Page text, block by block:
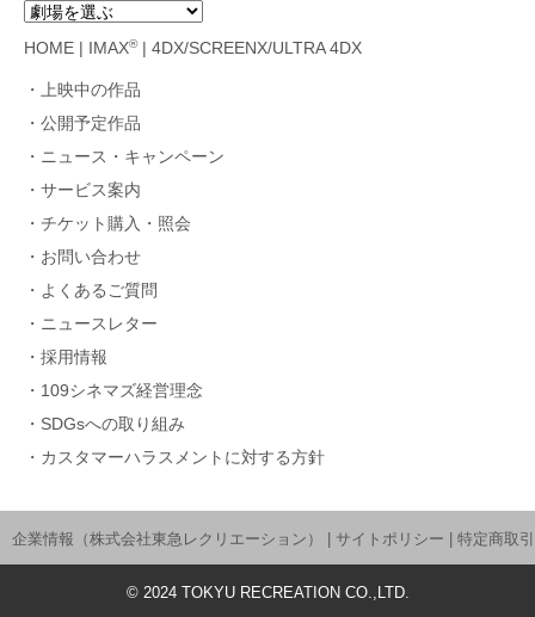
HOME IMAX®| 4DX/SCREENX/ULTRA 4DX
上映中の作品
公開予定作品
ニュース・キャンペーン
サービス案内
チケット購入・照会
お問い合わせ
よくあるご質問
ニュースレター
採用情報
109シネマズ経営理念
SDGsへの取り組み
カスタマーハラスメントに対する方針
企業情報（株式会社東急レクリエーション） サイトポリシー 特定商取
© 2024TOKYU RECREATION CO.,LTD.